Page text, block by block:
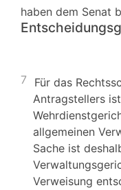
haben dem Senat
7
Für das
Antragstellers
allgemeinen
Sache ist
Verweisung